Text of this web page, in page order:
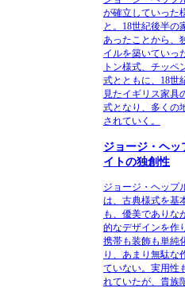
が確立していった
と。18世紀後半の
あったことから、
イルを築いていっ
トン様式、チッペ
式とともに、18世
見たイギリス家具
式となり、多くの
されていく。
ジョージ・ヘッ
イトの独創性
ジョージ・ヘップ
は、古典様式を基
も、優美でありな
的なデザインを作
携帯も装飾も単純
り、あまり無駄な
ていない。実用性
れていたが、貴族